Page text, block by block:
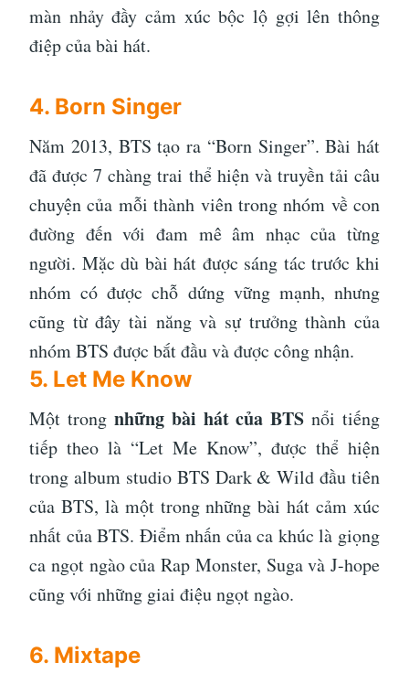
màn nhảy đầy cảm xúc bộc lộ gợi lên thông
điệp của bài hát.
4. Born Singer
Năm 2013, BTS tạo ra “Born Singer”. Bài hát
đã được 7 chàng trai thể hiện và truyền tải câu
chuyện của mỗi thành viên trong nhóm về con
đường đến với đam mê âm nhạc của từng
người. Mặc dù bài hát được sáng tác trước khi
nhóm có được chỗ dứng vững mạnh, nhưng
cũng từ đây tài năng và sự trưởng thành của
nhóm BTS được bắt đầu và được công nhận.
5. Let Me Know
Một trong những bài hát của BTS nổi tiếng
tiếp theo là “Let Me Know”, được thể hiện
trong album studio BTS Dark & Wild đầu tiên
của BTS, là một trong những bài hát cảm xúc
nhất của BTS. Điểm nhấn của ca khúc là giọng
ca ngọt ngào của Rap Monster, Suga và J-hope
cũng với những giai điệu ngọt ngào.
6. Mixtape